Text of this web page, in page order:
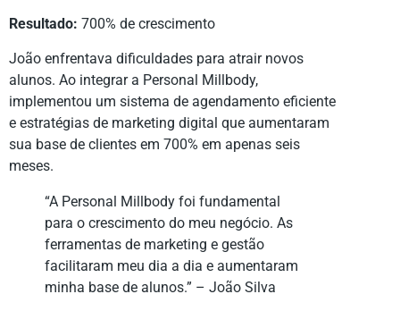
Resultado: 700% de crescimento
João enfrentava dificuldades para atrair novos
alunos. Ao integrar a Personal Millbody,
implementou um sistema de agendamento eficiente
e estratégias de marketing digital que aumentaram
sua base de clientes em 700% em apenas seis
meses.
“A Personal Millbody foi fundamental
para o crescimento do meu negócio. As
ferramentas de marketing e gestão
facilitaram meu dia a dia e aumentaram
minha base de alunos.” – João Silva